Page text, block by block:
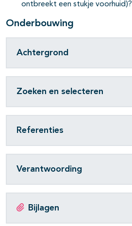
ontbreekt een stukje voorhuid)?
Onderbouwing
Achtergrond
Zoeken en selecteren
Referenties
Verantwoording
Bijlagen